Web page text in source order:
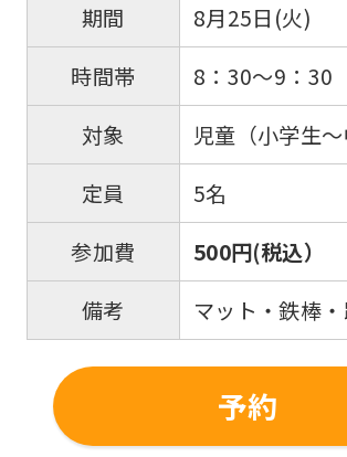
期間
8月25日(火)
時間帯
8：30～9：30
対象
児童（小学生～
定員
5名
参加費
500円(税込）
備考
マット・鉄棒
予約